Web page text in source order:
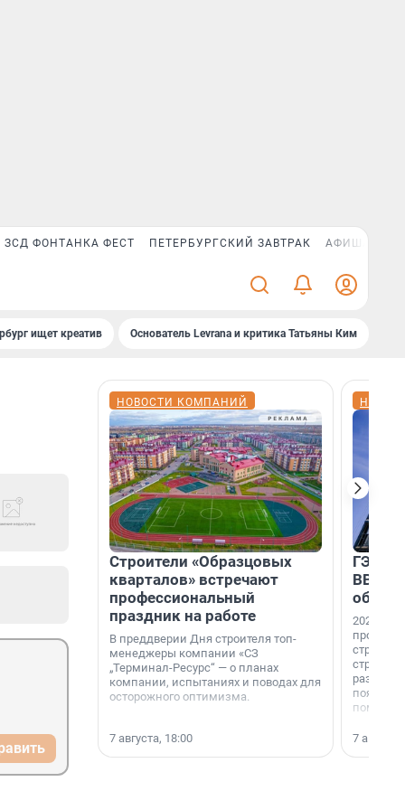
ЗСД ФОНТАНКА ФЕСТ ПЕТЕРБУРГСКИЙ ЗАВТРАК АФИША PLUS
ищет креатив Основатель Levrana и критика Татьяны Ким
НОВОСТИ КОМПАНИЙ
Строители «Образцовых
кварталов» встречают
профессиональный
праздник на работе
В преддверии Дня строителя топ-
менеджеры компании «СЗ
„Терминал-Ресурс“ — о планах
компании, испытаниях и поводах для
осторожного оптимизма.
7 августа, 18:00
ГЭС,
ВВП: в
об
2026-й —
раз. В
7